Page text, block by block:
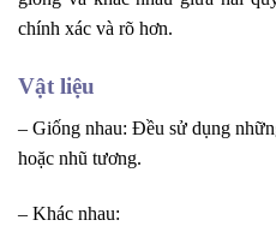
chính xác và rõ hơn.
Vật liệu
– Giống nhau: Đều sử dụng
hoặc nhũ tương.
– Khác nhau: